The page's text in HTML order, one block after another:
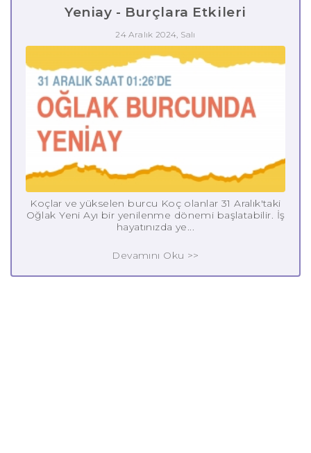
Yeniay - Burçlara Etkileri
24 Aralık 2024, Salı
Koçlar ve yükselen burcu Koç olanlar 31 Aralık'taki
Oğlak Yeni Ayı bir yenilenme dönemi başlatabilir. İş
hayatınızda ye...
Devamını Oku >>